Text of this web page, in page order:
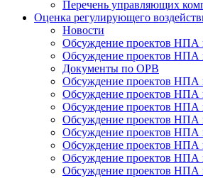
Перечень управляющих
Оценка регулирующего
Новости
Обсуждение проектов НПА
Обсуждение проектов НПА
Документы по ОРВ
Обсуждение проектов НПА
Обсуждение проектов НПА
Обсуждение проектов НПА
Обсуждение проектов НПА
Обсуждение проектов НПА
Обсуждение проектов НПА
Обсуждение проектов НПА
Обсуждение проектов НПА